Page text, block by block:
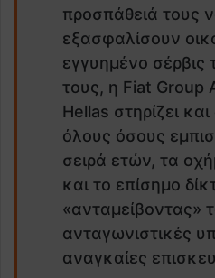
προσπάθειά τους
εξασφαλίσουν
εγγυημένο σέρβις
τους, η Fiat Group
Hellas στηρίζει
όλους όσους
σειρά ετών, τα
και το επίσημο
«ανταμείβοντας»
ανταγωνιστικές
αναγκαίες